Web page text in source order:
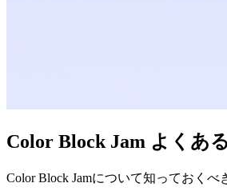
Color Block Jam よくあ
Color Block Jamについて知っておくべ